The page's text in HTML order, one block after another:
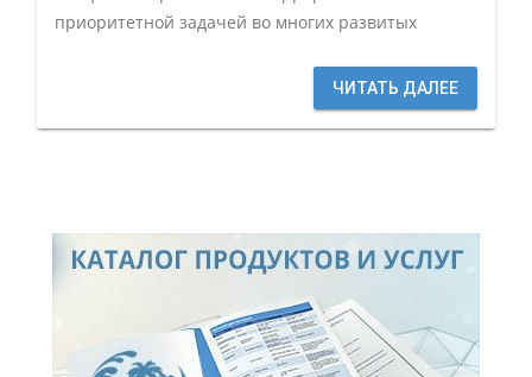
приоритетной задачей во многих развитых
ЧИТАТЬ ДАЛЕЕ